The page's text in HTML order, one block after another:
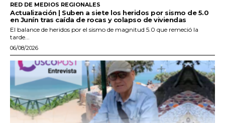
RED DE MEDIOS REGIONALES
Actualización | Suben a siete los heridos por sismo de 5.0
en Junín tras caída de rocas y colapso de viviendas
El balance de heridos por el sismo de magnitud 5.0 que remeció la
tarde...
06/08/2026